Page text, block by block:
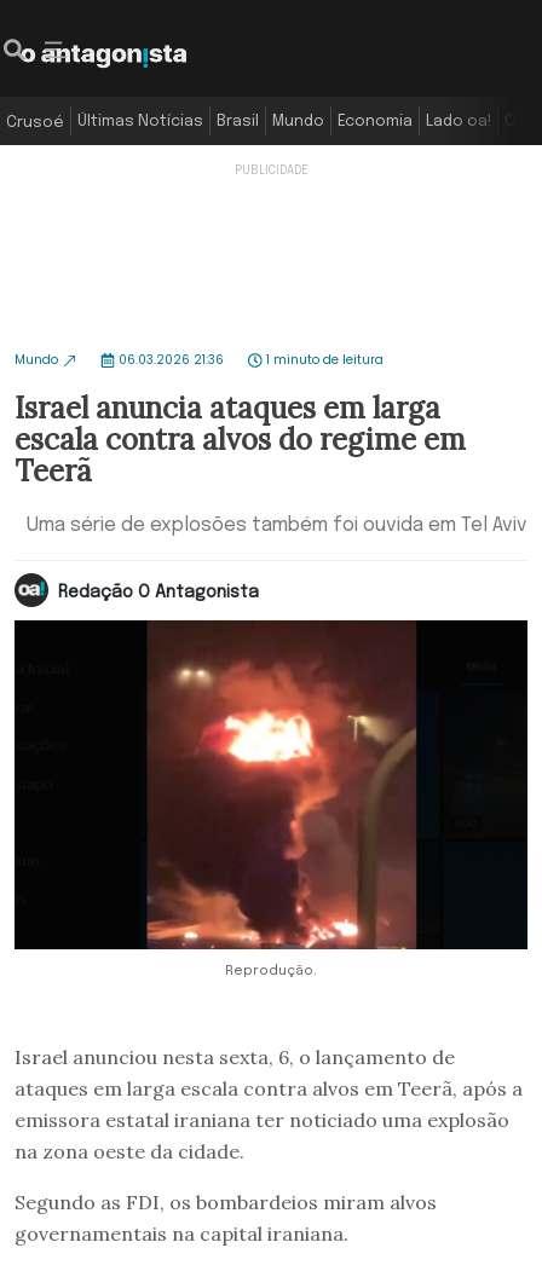
Crusoé Últimas Notícias Brasil Mundo Economia Lado oa!
Mundo 06.03.2026 21:36 1 minuto de leitura
Israel anuncia ataques em larga
escala contra alvos do regime em
Teerã
Uma série de explosões também foi ouvida em Tel Aviv
Redação O Antagonista
Reprodução.
Israel anunciou nesta sexta, 6, o lançamento de
ataques em larga escala contra alvos em Teerã, após a
emissora estatal iraniana ter noticiado uma explosão
na zona oeste da cidade.
Segundo as FDI, os bombardeios miram alvos
governamentais na capital iraniana.